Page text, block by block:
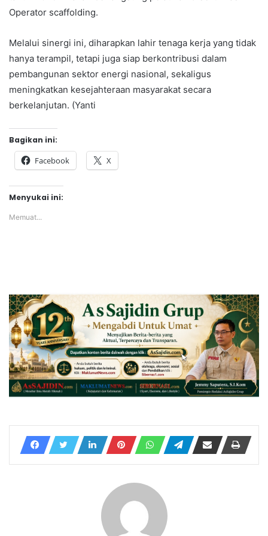
Operator scaffolding.
Melalui sinergi ini, diharapkan lahir tenaga kerja yang tidak
hanya terampil, tetapi juga siap berkontribusi dalam
pembangunan sektor energi nasional, sekaligus
meningkatkan kesejahteraan masyarakat secara
berkelanjutan. (Yanti
Bagikan ini:
Facebook X
Menyukai ini:
Memuat...